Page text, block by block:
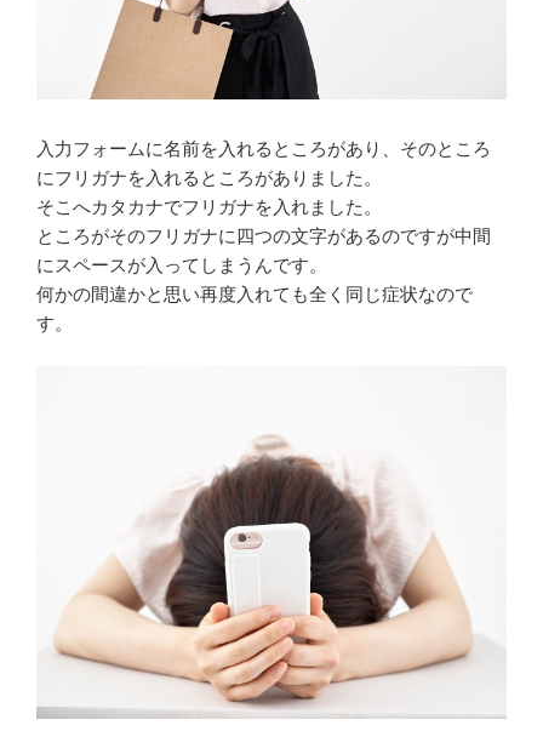
入力フォームに名前を入れるところがあり、そのところ
にフリガナを入れるところがありました。
そこへカタカナでフリガナを入れました。
ところがそのフリガナに四つの文字があるのですが中間
にスペースが入ってしまうんです。
何かの間違かと思い再度入れても全く同じ症状なので
す。